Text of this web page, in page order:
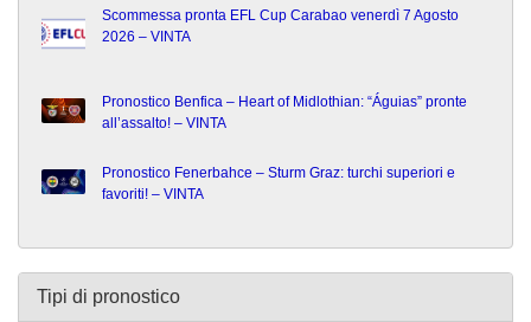
Scommessa pronta EFL Cup Carabao venerdì 7 Agosto
2026 – VINTA
Pronostico Benfica – Heart of Midlothian: “Águias” pronte
all’assalto! – VINTA
Pronostico Fenerbahce – Sturm Graz: turchi superiori e
favoriti! – VINTA
Tipi di pronostico